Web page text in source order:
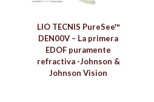
LIO TECNIS PureSee™
DEN00V – La primera
EDOF puramente
refractiva -Johnson &
Johnson Vision